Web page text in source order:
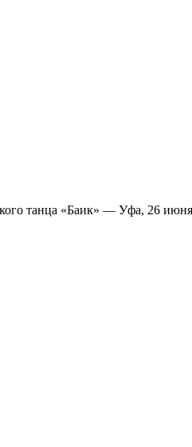
танца «Баик» — Уфа, 26